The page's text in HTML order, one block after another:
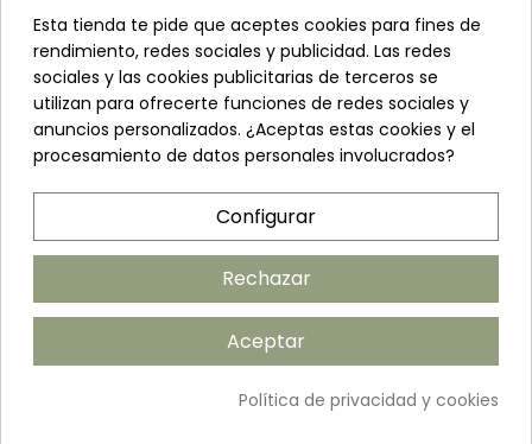
Los más vendidos
Sobre nosotros
Pon tu planta guapa
Preguntas frecuentes
Mi cuenta
Contacto
Envíos y Devoluciones
Venta a profesionales
Términos y condiciones
Política de cookies
Esta tienda te pide que aceptes cookies para fines de
rendimiento, redes sociales y publicidad. Las redes
sociales y las cookies publicitarias de terceros se
utilizan para ofrecerte funciones de redes sociales y
anuncios personalizados. ¿Aceptas estas cookies y el
procesamiento de datos personales involucrados?
Configurar
Rechazar
Aceptar
Política de privacidad y cookies